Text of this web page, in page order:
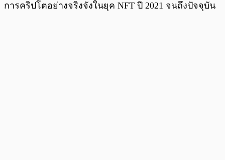
การคริปโตอย่างจริงจังในยุค NFT ปี 2021 จนถึงปัจจุบัน